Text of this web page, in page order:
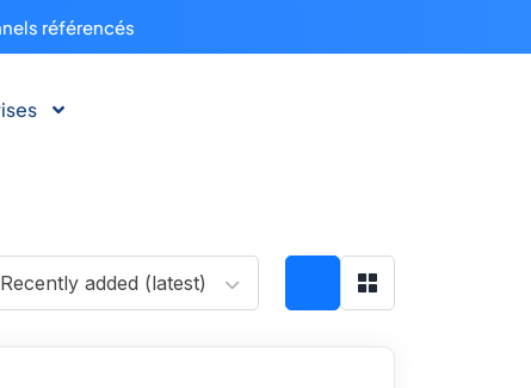
référencés
Recently added (latest)